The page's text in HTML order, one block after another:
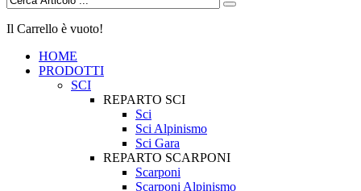
Il Carrello è vuoto!
HOME
PRODOTTI
SCI
REPARTO SCI
Sci
Sci Alpinismo
Sci Gara
REPARTO SCARPONI
Scarponi
Scarponi Alpinismo